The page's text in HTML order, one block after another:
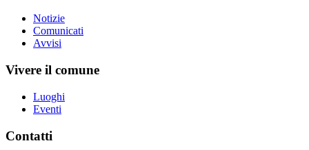
Notizie
Comunicati
Avvisi
Vivere il comune
Luoghi
Eventi
Contatti